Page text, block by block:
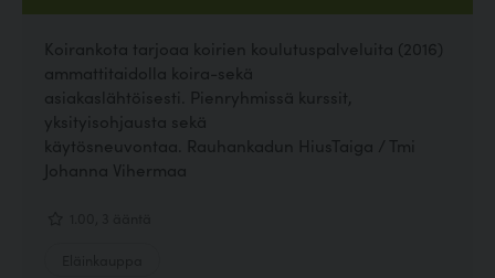
Koirankota tarjoaa koirien koulutuspalveluita (2016)
ammattitaidolla koira-sekä
asiakaslähtöisesti. Pienryhmissä kurssit,
yksityisohjausta sekä
käytösneuvontaa. Rauhankadun HiusTaiga / Tmi
Johanna Vihermaa